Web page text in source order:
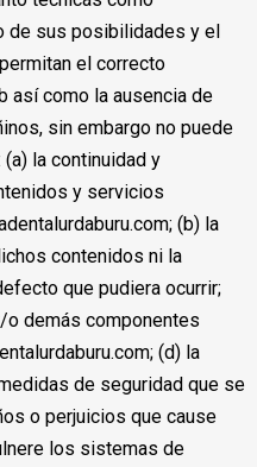
de sus posibilidades y el
el correcto
así como la ausencia de
sin embargo no puede
la continuidad y
y servicios
(b) la
contenidos ni la
que pudiera ocurrir;
o demás componentes
(d) la
de seguridad que se
o perjuicios que cause
los sistemas de